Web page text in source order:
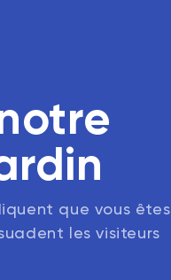
que vous êtes
les visiteurs